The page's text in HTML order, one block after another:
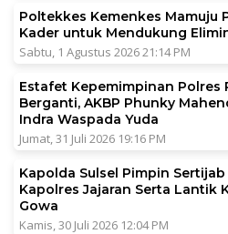
Poltekkes Kemenkes Mamuju
Kader untuk Mendukung
Sabtu, 1 Agustus 2026 21:14 PM
Estafet Kepemimpinan Polres
Berganti, AKBP Phunky
Indra Waspada Yuda
Jumat, 31 Juli 2026 19:16 PM
Kapolda Sulsel Pimpin
Kapolres Jajaran Serta Lantik
Gowa
Kamis, 30 Juli 2026 12:04 PM